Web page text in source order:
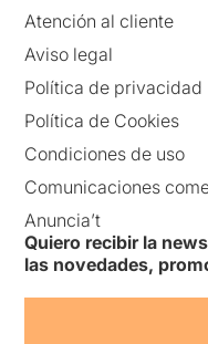
Atención al cliente
Aviso legal
Política de privacidad
Política de Cookies
Condiciones de uso
Comunicaciones
Anuncia’t
Quiero recibir la
las novedades,